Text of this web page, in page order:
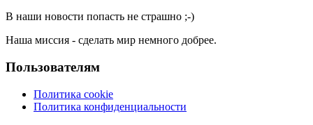
В наши новости попасть не страшно ;-)
Наша миссия - сделать мир немного добрее.
Пользователям
Политика cookie
Политика конфиденциальности